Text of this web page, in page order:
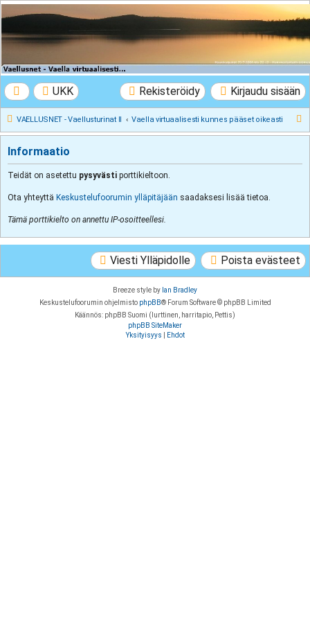
VAELLUSNET -
Vaellusturinat II
UKK Kirjaudu sisään
Rekisteröidy
VAELLUSNET - Vaellusturinat II Vaella virtuaalisesti kunnes pääset oikeasti
t
Informaatio
Teidät on asetettu pysyvästi porttikieltoon.
Ota yhteyttä Keskustelufoorumin ylläpitäjään saadaksesi lisää tietoa.
Tämä porttikielto on annettu IP-osoitteellesi.
Poista evästeet
Viesti Ylläpidolle
Breeze style by Ian Bradley
Keskustelufoorumin ohjelmisto phpBB® Forum Software © phpBB Limited
Käännös: phpBB Suomi (lurttinen, harritapio, Pettis)
phpBB SiteMaker
Yksityisyys
Ehdot